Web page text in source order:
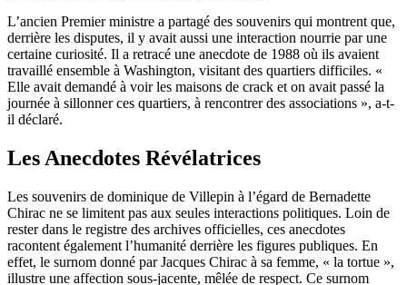
L’ancien Premier ministre a partagé des souvenirs qui montrent que,
derrière les disputes, il y avait aussi une interaction nourrie par une
certaine curiosité. Il a retracé une anecdote de 1988 où ils avaient
travaillé ensemble à Washington, visitant des quartiers difficiles. «
Elle avait demandé à voir les maisons de crack et on avait passé la
journée à sillonner ces quartiers, à rencontrer des associations », a-t-
il déclaré.
Les Anecdotes Révélatrices
Les souvenirs de dominique de Villepin à l’égard de Bernadette
Chirac ne se limitent pas aux seules interactions politiques. Loin de
rester dans le registre des archives officielles, ces anecdotes
racontent également l’humanité derrière les figures publiques. En
effet, le surnom donné par Jacques Chirac à sa femme, « la tortue »,
illustre une affection sous-jacente, mêlée de respect. Ce surnom